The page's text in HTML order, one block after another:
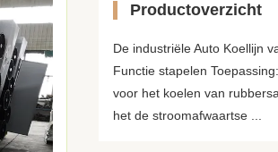
Productoverzicht
De industriële Auto Koellijn
Functie stapelen
voor het koelen van
het de stroomafwaartse ...